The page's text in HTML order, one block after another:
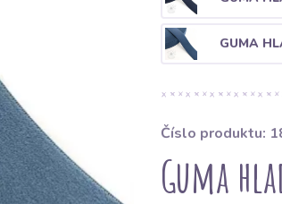
GUMA
Číslo produktu:
Guma